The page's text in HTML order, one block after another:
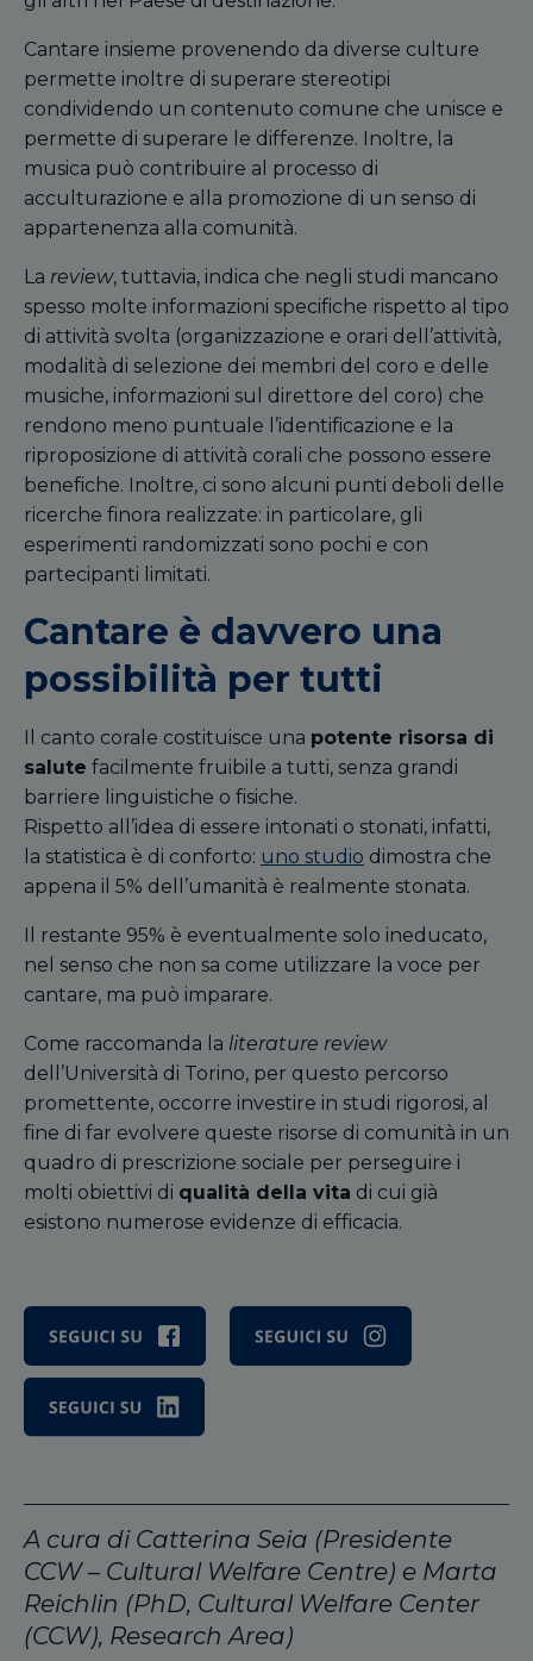
Cantare insieme provenendo da diverse culture
permette inoltre di superare stereotipi
condividendo un contenuto comune che unisce e
permette di superare le differenze. Inoltre, la
musica può contribuire al processo di
acculturazione e alla promozione di un senso di
appartenenza alla comunità.
La review, tuttavia, indica che negli studi mancano
spesso molte informazioni specifiche rispetto al tipo
di attività svolta (organizzazione e orari dell’attività,
modalità di selezione dei membri del coro e delle
musiche, informazioni sul direttore del coro) che
rendono meno puntuale l’identificazione e la
riproposizione di attività corali che possono essere
benefiche. Inoltre, ci sono alcuni punti deboli delle
ricerche finora realizzate: in particolare, gli
esperimenti randomizzati sono pochi e con
partecipanti limitati.
Cantare è davvero una
possibilità per tutti
Il canto corale costituisce una potente risorsa di
salute facilmente fruibile a tutti, senza grandi
barriere linguistiche o fisiche.
Rispetto all’idea di essere intonati o stonati, infatti,
la statistica è di conforto: uno studio dimostra che
appena il 5% dell’umanità è realmente stonata.
Il restante 95% è eventualmente solo ineducato,
nel senso che non sa come utilizzare la voce per
cantare, ma può imparare.
Come raccomanda la literature review
dell’Università di Torino, per questo percorso
promettente, occorre investire in studi rigorosi, al
fine di far evolvere queste risorse di comunità in un
quadro di prescrizione sociale per perseguire i
molti obiettivi di qualità della vita di cui già
esistono numerose evidenze di efficacia.
A cura di Catterina Seia (Presidente
CCW – Cultural Welfare Centre) e Marta
Reichlin (PhD, Cultural Welfare Center
(CCW), Research Area)